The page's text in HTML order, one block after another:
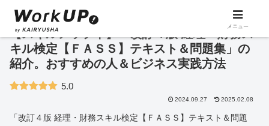
【スキルアップ本】「改訂４版 経理・財務ス
キル検定【ＦＡＳＳ】テキスト＆問題集」の
紹介。おすすめの人＆ビジネス実践方法
5.0
2024.09.27 2025.02.08
「改訂４版 経理・財務スキル検定【ＦＡＳＳ】テキスト＆問題
メニュー